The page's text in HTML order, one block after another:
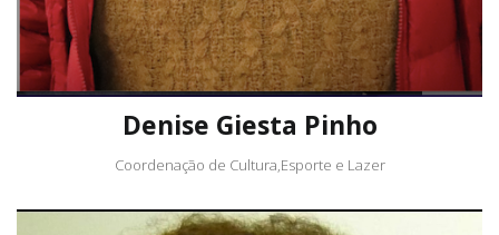
Denise Giesta Pinho
Coordenação de Cultura,Esporte e Lazer